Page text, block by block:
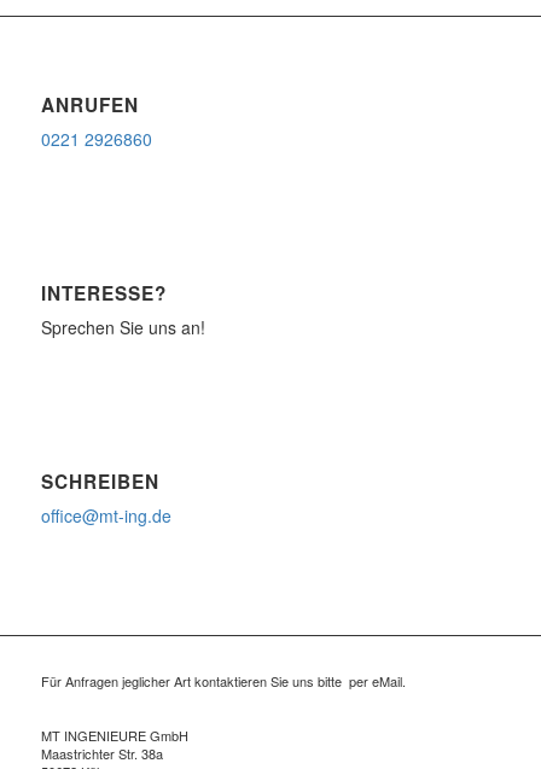
ANRUFEN
0221 2926860
INTERESSE?
Sprechen Sie uns an!
SCHREIBEN
office@mt-ing.de
Für Anfragen jeglicher Art kontaktieren Sie uns bitte per eMail.
MT INGENIEURE GmbH
Maastrichter Str. 38a